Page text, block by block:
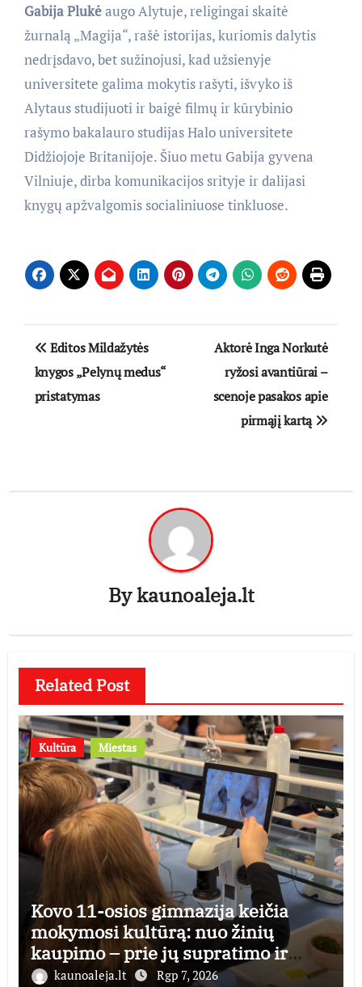
Gabija Plukėaugo Alytuje, religingai skaitė
žurnalą „Magija“, rašė istorijas, kuriomis dalytis
nedrįsdavo, bet sužinojusi, kad užsienyje
universitete galima mokytis rašyti, išvyko iš
Alytaus studijuoti ir baigė filmų ir kūrybinio
rašymo bakalauro studijas Halo universitete
Didžiojoje Britanijoje. Šiuo metu Gabija gyvena
Vilniuje, dirba komunikacijos srityje ir dalijasi
knygų apžvalgomis socialiniuose tinkluose.
Navigacija
tarp
įrašų
Editos Mildažytės
knygos „Pelynų medus“
pristatymas
Aktorė Inga Norkutė
ryžosi avantiūrai –
scenoje pasakos apie
pirmąjį kartą
Bykaunoaleja.lt
Related Post
Kultūra Miestas
Kovo 11-osios gimnazija keičia
mokymosi kultūrą: nuo žinių
kaupimo – prie jų supratimo ir
taikymo
kaunoaleja.lt Rgp 7, 2026